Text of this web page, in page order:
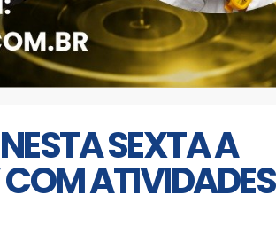
SEXTA A
ATIVIDADES